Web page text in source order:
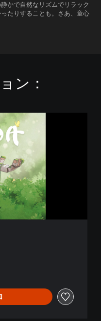
かで自然なリズムでリラック
たりすることも。さあ、童心
ン：